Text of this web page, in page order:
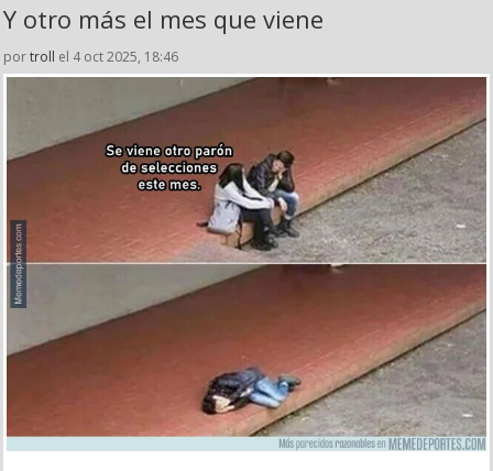
Y otro más el mes que viene
portroll el 4 oct 2025, 18:46